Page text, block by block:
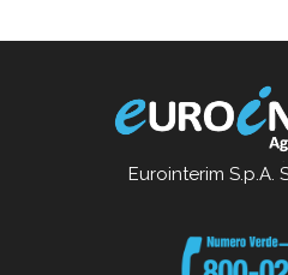
Eurointerim S.p.A.